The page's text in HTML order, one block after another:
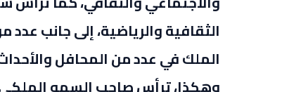
الثقافية والرياضية، إلى جانب
الملك في عدد من المحافل